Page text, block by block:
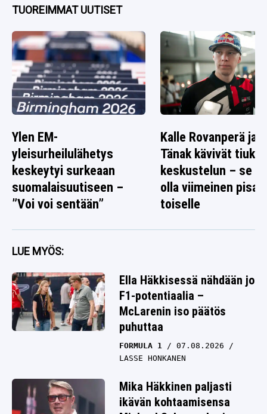
TUOREIMMAT UUTISET
Ylen EM-
yleisurheilulähetys
keskeytyi surkeaan
suomalaisuutiseen –
”Voi voi sentään”
Kalle Rovanperä ja
Tänak kävivät
keskustelun – se
olla viimeinen
toiselle
LUE MYÖS:
Ella Häkkisessä nähdään jo
F1-potentiaalia –
McLarenin iso päätös
puhuttaa
FORMULA 1
07.08.2026
LASSE HONKANEN
Mika Häkkinen paljasti
ikävän kohtaamisensa